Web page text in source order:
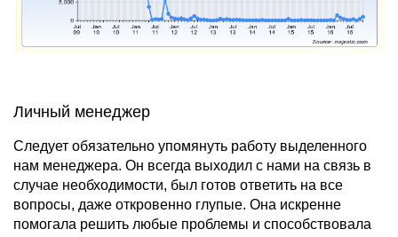
Личный менеджер
Следует обязательно упомянуть работу выделенного
нам менеджера. Он всегда выходил с нами на связь в
случае необходимости, был готов ответить на все
вопросы, даже откровенно глупые. Она искренне
помогала решить любые проблемы и способствовала